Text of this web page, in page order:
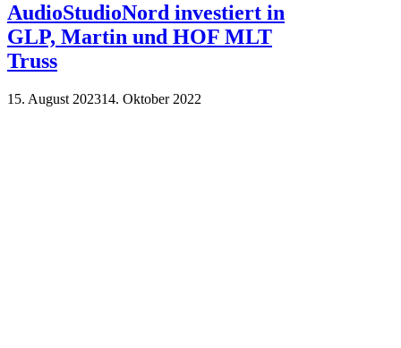
AudioStudioNord investiert in
GLP, Martin und HOF MLT
Truss
15. August 202314. Oktober 2022